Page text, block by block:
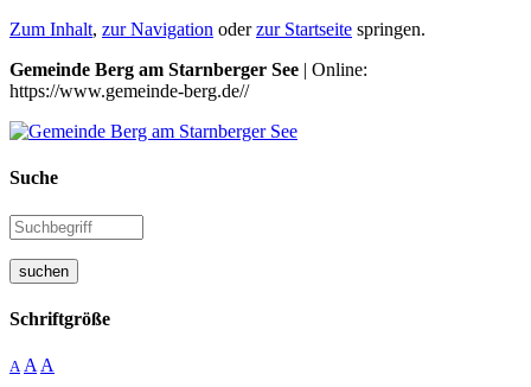
Zum Inhalt, zur Navigation oderzur Startseite springen.
Gemeinde Berg am Starnberger See | Online:
https://www.gemeinde-berg.de//
Suche
suchen
Schriftgröße
A A A